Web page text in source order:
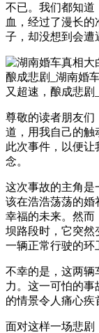
不已。我们都知道
血，经过了漫长的
子，却没想到会遭
尊敬的读者朋友们
道，用我自己的触
此次事件，以便
念。
这次事故的主角是
该在浩浩荡荡的婚
幸福的未来。然而
坝路段时，它突然
一辆正常行驶的环
不幸的是，这两辆
力。这一可怕的事
的情景令人痛心疾
面对这样一场悲剧